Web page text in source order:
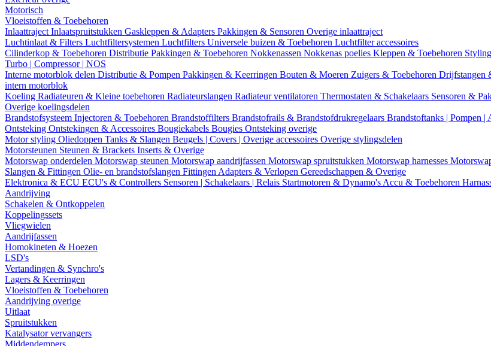
Motorisch
Vloeistoffen & Toebehoren
Inlaattraject Inlaatspruitstukken Gaskleppen & Adapters Pakkingen & Sensoren Overige inlaattraject
Luchtinlaat & Filters Luchtfiltersystemen Luchtfilters Universele buizen & Toebehoren Luchtfilter accessoires
Cilinderkop & Toebehoren Distributie Pakkingen & Toebehoren Nokkenassen Nokkenas poelies Kleppen & Toebehoren
Turbo | Compressor | NOS
Interne motorblok delen Distributie & Pompen Pakkingen & Keerringen Bouten & Moeren Zuigers & Toebehoren Drijfstangen
intern motorblok
Koeling Radiateuren & Kleine toebehoren Radiateurslangen Radiateur ventilatoren Thermostaten & Schakelaars Sensoren &
Overige koelingsdelen
Brandstofsysteem Injectoren & Toebehoren Brandstoffilters Brandstofrails & Brandstofdrukregelaars Brandstoftanks | Pompen |
Ontsteking Ontstekingen & Accessoires Bougiekabels Bougies Ontsteking overige
Motor styling Oliedoppen Tanks & Slangen Beugels | Covers | Overige accessoires Overige stylingsdelen
Motorsteunen Steunen & Brackets Inserts & Overige
Motorswap onderdelen Motorswap steunen Motorswap aandrijfassen Motorswap spruitstukken Motorswap harnesses
Slangen & Fittingen Olie- en brandstofslangen Fittingen Adapters & Verlopen Gereedschappen & Overige
Elektronica & ECU ECU's & Controllers Sensoren | Schakelaars | Relais Startmotoren & Dynamo's Accu & Toebehoren
Aandrijving
Schakelen & Ontkoppelen
Koppelingssets
Vliegwielen
Aandrijfassen
Homokineten & Hoezen
LSD's
Vertandingen & Synchro's
Lagers & Keerringen
Vloeistoffen & Toebehoren
Aandrijving overige
Uitlaat
Spruitstukken
Katalysator vervangers
Middendempers